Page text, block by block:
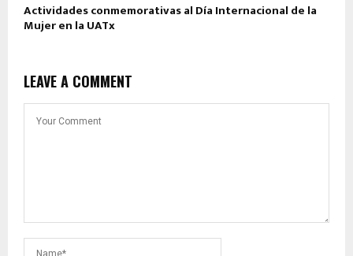
Actividades conmemorativas al Día Internacional de la
Mujer en la UATx
LEAVE A COMMENT